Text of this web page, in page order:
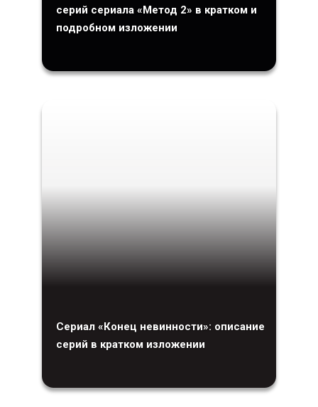
серий сериала «Метод 2» в кратком и
подробном изложении
Сериал «Конец невинности»: описание
серий в кратком изложении